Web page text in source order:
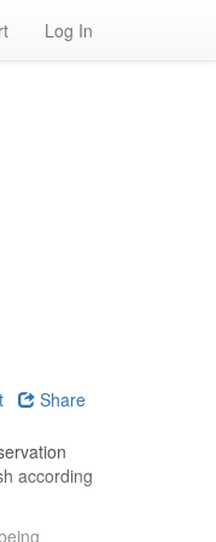
Log In
Share
according